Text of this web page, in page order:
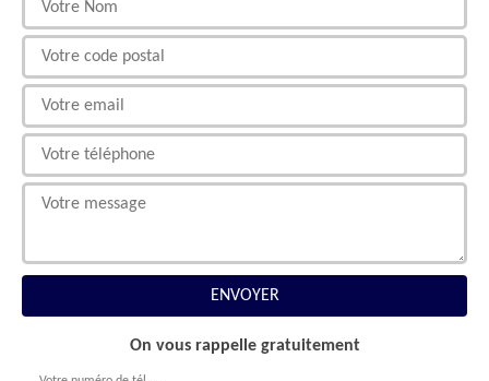
On vous rappelle gratuitement